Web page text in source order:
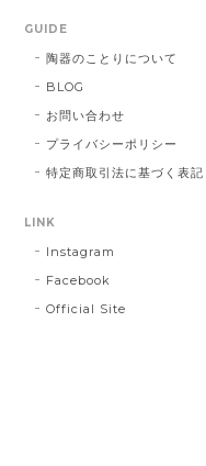
GUIDE
陶器のことりについて
BLOG
お問い合わせ
プライバシーポリシー
特定商取引法に基づく表記
LINK
Instagram
Facebook
Official Site